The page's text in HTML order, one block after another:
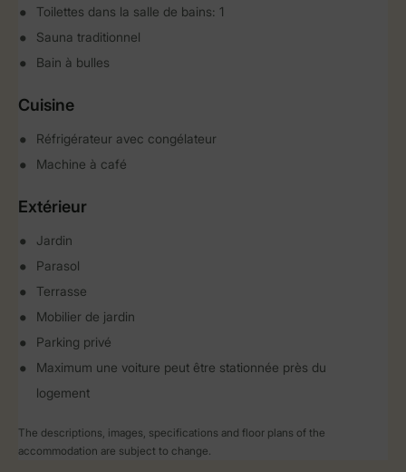
Toilettes dans la salle de bains: 1
Sauna traditionnel
Bain à bulles
Cuisine
Réfrigérateur avec congélateur
Machine à café
Extérieur
Jardin
Parasol
Terrasse
Mobilier de jardin
Parking privé
Maximum une voiture peut être stationnée près du
logement
The descriptions, images, specifications and floor plans of the
accommodation are subject to change.